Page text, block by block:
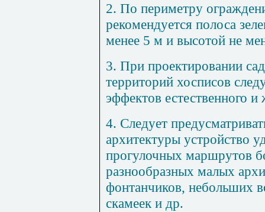
2. По периметру
рекомендуется полоса
менее 5 м и высотой не
3. При проектировании
территорий хосписов
эффектов естественного
4. Следует
архитектуры устройство
прогулочных маршрутов
разнообразных малых
фонтанчиков, небольших
скамеек и др.